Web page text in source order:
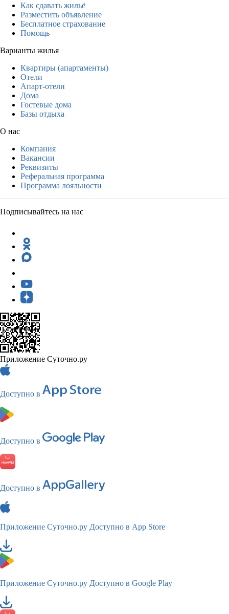
Как сдавать жильё
Разместить объявление
Бесплатное страхование
Помощь
Варианты жилья
Квартиры (апартаменты)
Отели
Апарт-отели
Дома
Гостевые дома
Базы отдыха
О нас
Компания
Вакансии
Реквизиты
Реферальная программа
Программа лояльности
Подписывайтесь на нас
Приложение Суточно.ру
Доступно в
Доступно в
Доступно в
Приложение Суточно.ру Доступно в App Store
Приложение Суточно.ру Доступно в Google Play